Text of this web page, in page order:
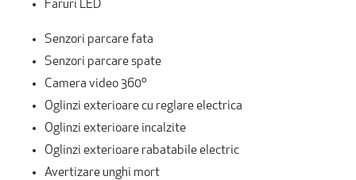
Faruri LED
Senzori parcare fata
Senzori parcare spate
Camera video 360º
Oglinzi exterioare cu reglare electrica
Oglinzi exterioare incalzite
Oglinzi exterioare rabatabile electric
Avertizare unghi mort